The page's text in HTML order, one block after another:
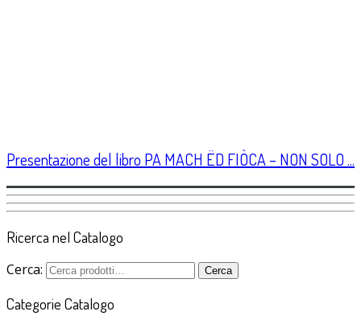
Presentazione del libro PA MACH ËD FIÒCA – NON SOLO ...
Ricerca nel Catalogo
Cerca: Cerca
Categorie Catalogo